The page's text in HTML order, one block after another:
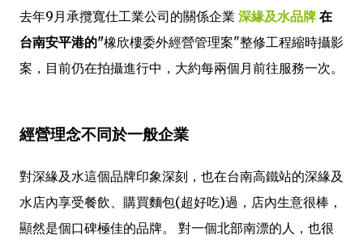
去年9月承攬寬仕工業公司的關係企業 深緣及水品牌 在
台南安平港的"橡欣樓委外經營管理案"整修工程縮時攝影
案，目前仍在拍攝進行中，大約每兩個月前往服務一次。
經營理念不同於一般企業
對深緣及水這個品牌印象深刻，也在台南高鐵站的深緣及
水店內享受餐飲、購買麵包(超好吃)過，店內生意很棒，
顯然是個口碑極佳的品牌。 對一個北部南漂的人，也很